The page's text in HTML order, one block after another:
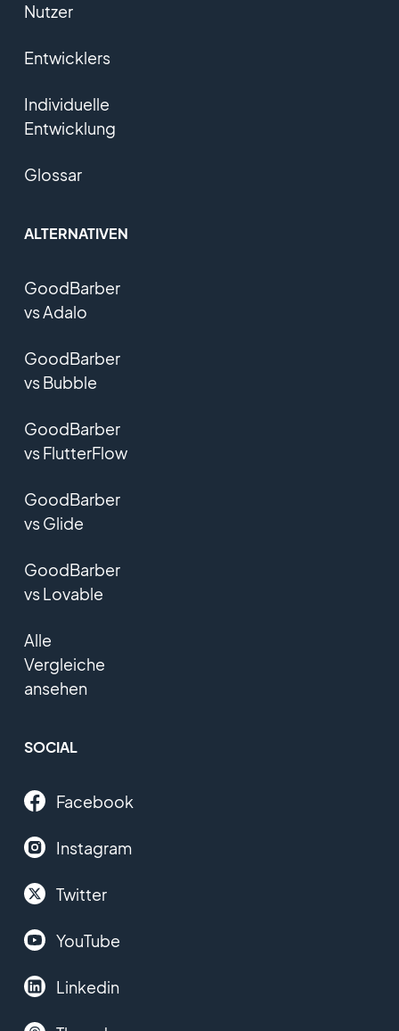
Nutzer
Entwicklers
Individuelle
Entwicklung
Glossar
ALTERNATIVEN
GoodBarber
vs Adalo
GoodBarber
vs Bubble
GoodBarber
vs FlutterFlow
GoodBarber
vs Glide
GoodBarber
vs Lovable
Alle
Vergleiche
ansehen
SOCIAL
Facebook
Instagram
Twitter
YouTube
Linkedin